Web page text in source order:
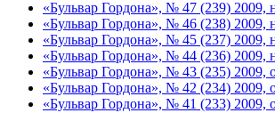
«Бульвар Гордона», № 47 (239) 2009,
«Бульвар Гордона», № 46 (238) 2009,
«Бульвар Гордона», № 45 (237) 2009,
«Бульвар Гордона», № 44 (236) 2009,
«Бульвар Гордона», № 43 (235) 2009,
«Бульвар Гордона», № 42 (234) 2009,
«Бульвар Гордона», № 41 (233) 2009,